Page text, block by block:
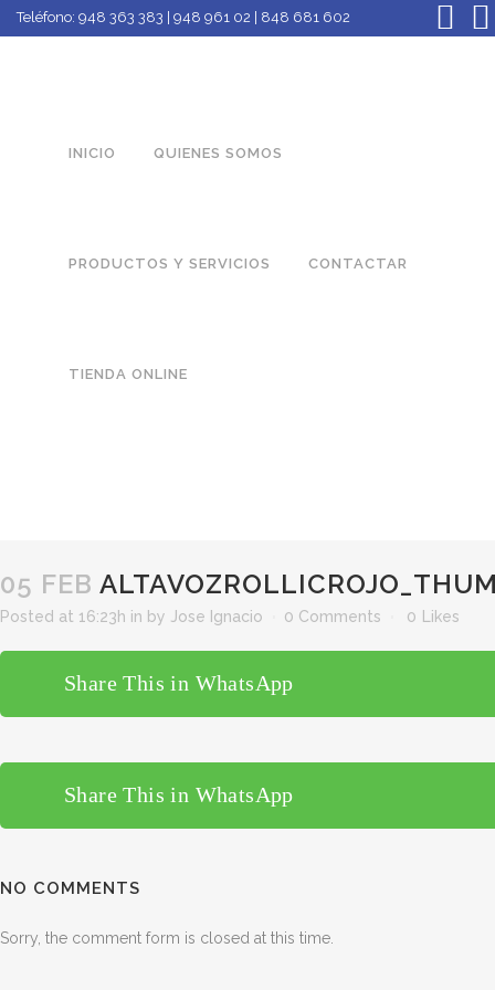
Teléfono: 948 363 383 | 948 961 02 | 848 681 602
INICIO QUIENES SOMOS
PRODUCTOS Y SERVICIOS CONTACTAR
TIENDA ONLINE
05 FEB
Posted at 16:23h in by Jose Ignacio 0 Comments 0 Likes
Share This in WhatsApp
Share This in WhatsApp
NO COMMENTS
Sorry, the comment form is closed at this time.